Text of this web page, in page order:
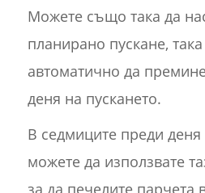
Можете също така да
планирано пускане,
автоматично да
деня на пускането.
В седмиците преди деня
можете да използвате
за да печелите парчета